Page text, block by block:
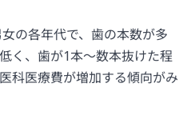
の各年代で、歯の本数が多
く、歯が1本～数本抜けた程
科医療費が増加する傾向がみ